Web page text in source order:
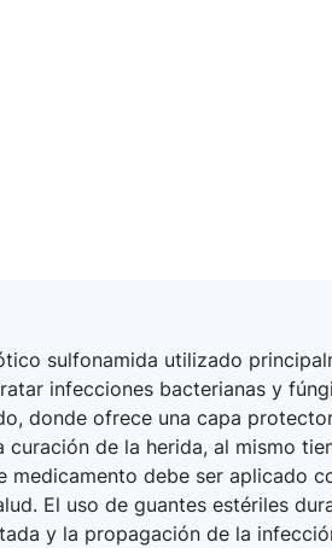
sulfonamida utilizado
infecciones bacterianas y
donde ofrece una capa
de la herida, al mismo
debe ser aplicado
El uso de guantes estériles
y la propagación de la